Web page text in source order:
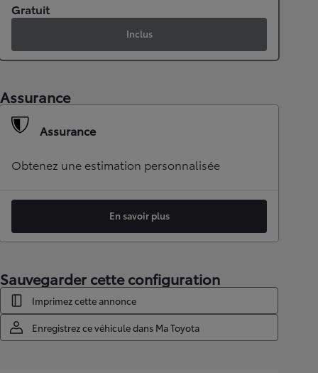
Gratuit
Inclus
Assurance
Assurance
Obtenez une estimation personnalisée
En savoir plus
Sauvegarder cette configuration
Imprimez cette annonce
Enregistrez ce véhicule dans Ma Toyota